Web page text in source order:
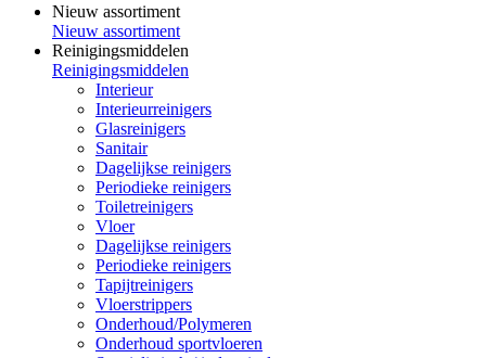
Nieuw assortiment
Nieuw assortiment
Reinigingsmiddelen
Reinigingsmiddelen
Interieur
Interieurreinigers
Glasreinigers
Sanitair
Dagelijkse reinigers
Periodieke reinigers
Toiletreinigers
Vloer
Dagelijkse reinigers
Periodieke reinigers
Tapijtreinigers
Vloerstrippers
Onderhoud/Polymeren
Onderhoud sportvloeren